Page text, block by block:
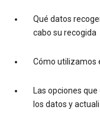
Qué datos
cabo su recogida
Cómo utilizamos
Las opciones
los datos y